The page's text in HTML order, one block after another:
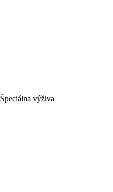
Špeciálna výživa